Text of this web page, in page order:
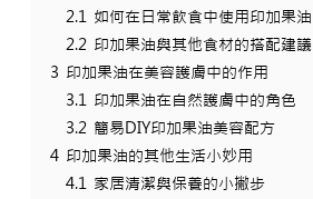
2.1 如何在日常飲食中使用印加果油
2.2 印加果油與其他食材的搭配建議
3 印加果油在美容護膚中的作用
3.1 印加果油在自然護膚中的角色
3.2 簡易DIY印加果油美容配方
4 印加果油的其他生活小妙用
4.1 家居清潔與保養的小撇步